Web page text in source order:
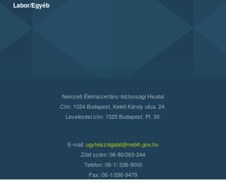
Labor/Egyéb
Nemzeti Élelmiszerlánc-biztonsági Hivatal
Cím: 1024 Budapest, Keleti Károly utca. 24.
Levelezési cím: 1525 Budapest. Pf. 30.
E-mail: ugyfelszolgalat@nebih.gov.hu
Zöld szám: 06-80/263-244
Telefon: 06-1/ 336-9000
Fax: 06-1/336-9479